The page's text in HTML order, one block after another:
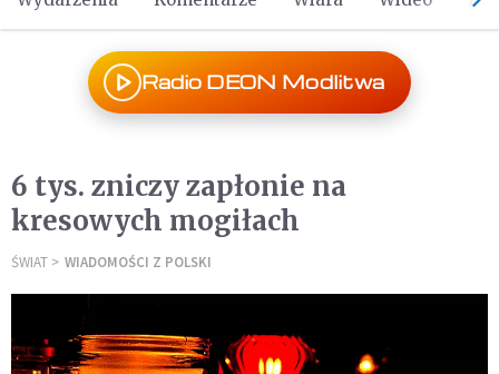
Radio DEON Modlitwa
6 tys. zniczy zapłonie na
kresowych mogiłach
ŚWIAT WIADOMOŚCI Z POLSKI